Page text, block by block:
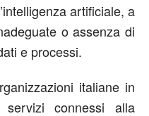
artificiale, a
o assenza di
e processi.
italiane in
servizi connessi alla